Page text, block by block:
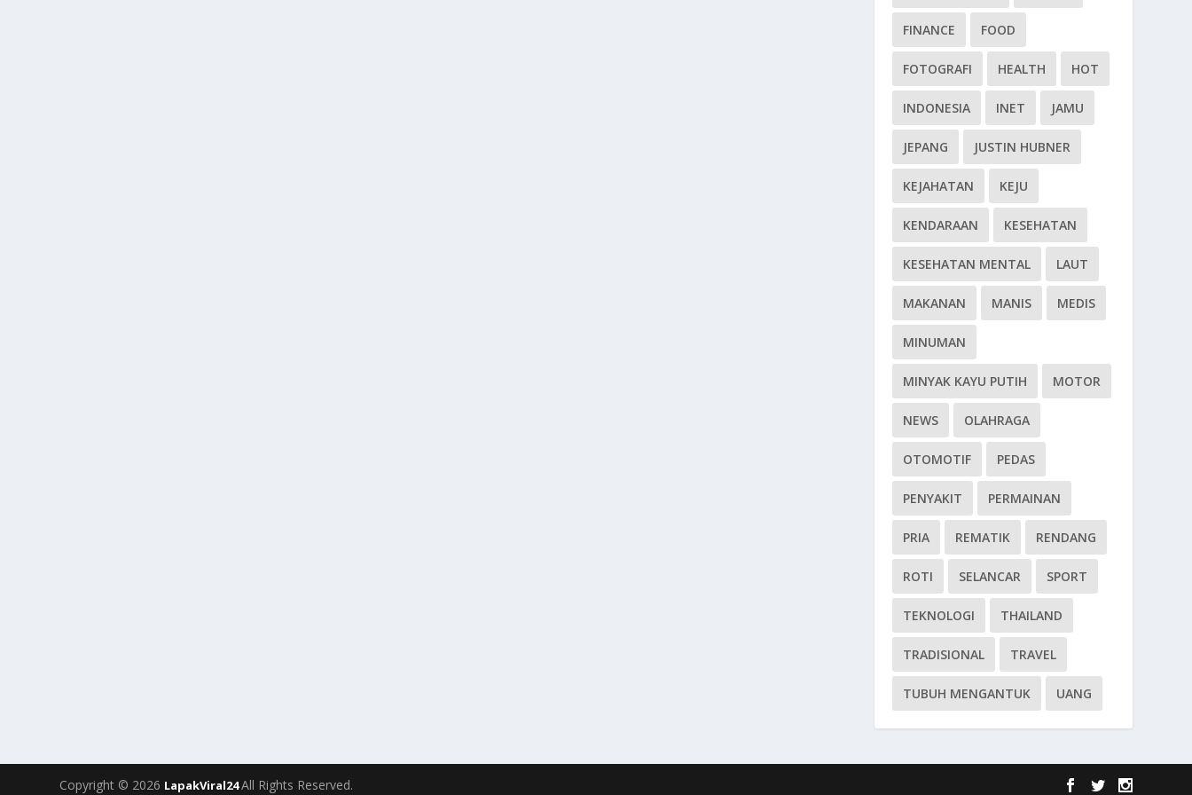
FINANCE FOOD
FOTOGRAFI HEALTH HOT
INDONESIA INET JAMU
JEPANG JUSTIN HUBNER
KEJAHATAN KEJU
KENDARAAN KESEHATAN
KESEHATAN MENTAL LAUT
MAKANAN MANIS MEDIS
MINUMAN
MINYAK KAYU PUTIH MOTOR
NEWS OLAHRAGA
OTOMOTIF PEDAS
PENYAKIT PERMAINAN
PRIA REMATIK RENDANG
ROTI SELANCAR SPORT
TEKNOLOGI THAILAND
TRADISIONAL TRAVEL
TUBUH MENGANTUK UANG
Copyright © 2026 LapakViral24All Rights Reserved.